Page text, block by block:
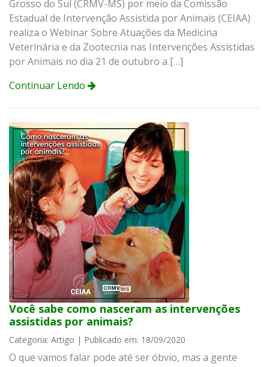
Grosso do Sul (CRMV-MS) por meio da Comissão
Estadual de Intervenção Assistida por Animais (CEIAA)
realiza o Webinar Sobre Atuações da Medicina
Veterinária e da Zootecnia nas Intervenções Assistidas
por Animais no dia 21 de outubro a […]
Continuar Lendo
Você sabe como nasceram as intervenções
assistidas por animais?
Categoria: Artigo | Publicado em: 18/09/2020
O que vamos falar pode até ser óbvio, mas a gente